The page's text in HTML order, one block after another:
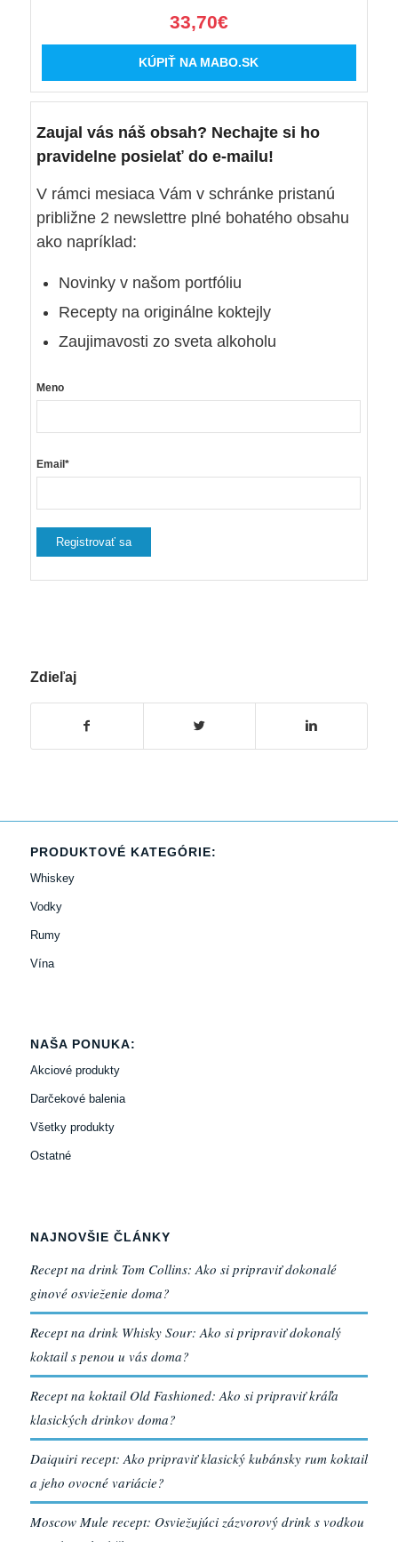
33,70€
KÚPIŤ NA MABO.SK
Zaujal vás náš obsah? Nechajte si ho
pravidelne posielať do e-mailu!
V rámci mesiaca Vám v schránke pristanú
približne 2 newslettre plné bohatého obsahu
ako napríklad:
Novinky v našom portfóliu
Recepty na originálne koktejly
Zaujimavosti zo sveta alkoholu
Meno
Email*
Zdieľaj
PRODUKTOVÉ KATEGÓRIE:
Whiskey
Vodky
Rumy
Vína
NAŠA PONUKA:
Akciové produkty
Darčekové balenia
Všetky produkty
Ostatné
NAJNOVŠIE ČLÁNKY
Recept na drink Tom Collins: Ako si pripraviť dokonalé
ginové osvieženie doma?
Recept na drink Whisky Sour: Ako si pripraviť dokonalý
koktail s penou u vás doma?
Recept na koktail Old Fashioned: Ako si pripraviť kráľa
klasických drinkov doma?
Daiquiri recept: Ako pripraviť klasický kubánsky rum koktail
a jeho ovocné variácie?
Moscow Mule recept: Osviežujúci zázvorový drink s vodkou